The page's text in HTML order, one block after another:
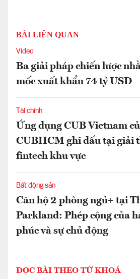
BÀI LIÊN QUAN
Video
Ba giải pháp chiến lược
mốc xuất khẩu 74 tỷ USD
Tài chính
Ứng dụng CUB Vietnam
CUBHCM ghi dấu tại giải
fintech khu vực
Bất động sản
Căn hộ 2 phòng ngủ+ tại
Parkland: Phép cộng của
phúc và sự chủ động
ĐỌC BÀI THEO TỪ KHOÁ